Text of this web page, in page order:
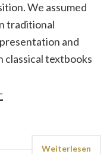
We assumed
traditional
and
textbooks
Weiterlesen